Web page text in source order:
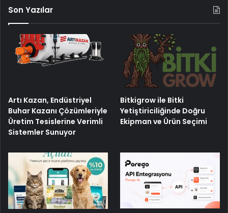
Son Yazılar
Artı Kazan, Endüstriyel
Buhar Kazanı Çözümleriyle
Üretim Tesislerine Verimli
Sistemler Sunuyor
Bitkigrow ile Bitki
Yetiştiriciliğinde Doğru
Ekipman ve Ürün Seçimi